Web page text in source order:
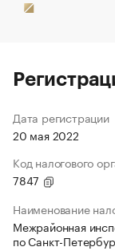
Дата регистрации
20 мая 2022
Код налогового
7847
Наименование
Межрайонная
по Санкт-